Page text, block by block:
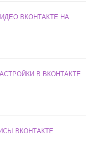
ВКОНТАКТЕ НА
В ВКОНТАКТЕ
ВКОНТАКТЕ